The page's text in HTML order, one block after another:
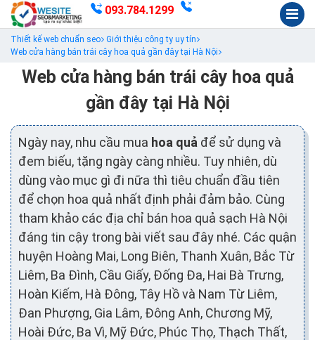
093.784.1299
Thiết kế web chuẩn seo Giới thiệu công ty uy tín
Web cửa hàng bán trái cây hoa quả gần đây tại Hà Nội
Web cửa hàng bán trái cây hoa quả
gần đây tại Hà Nội
Ngày nay, nhu cầu mua hoa quả để sử dụng và
đem biếu, tặng ngày càng nhiều. Tuy nhiên, dù
dùng vào mục gì đi nữa thì tiêu chuẩn đầu tiên
để chọn hoa quả nhất định phải đảm bảo. Cùng
tham khảo các địa chỉ bán hoa quả sạch Hà Nội
đáng tin cậy trong bài viết sau đây nhé. Các quận
huyện Hoàng Mai, Long Biên, Thanh Xuân, Bắc Từ
Liêm, Ba Đình, Cầu Giấy, Đống Đa, Hai Bà Trưng,
Hoàn Kiếm, Hà Đông, Tây Hồ và Nam Từ Liêm,
Đan Phượng, Gia Lâm, Đông Anh, Chương Mỹ,
Hoài Đức, Ba Vì, Mỹ Đức, Phúc Thọ, Thạch Thất,